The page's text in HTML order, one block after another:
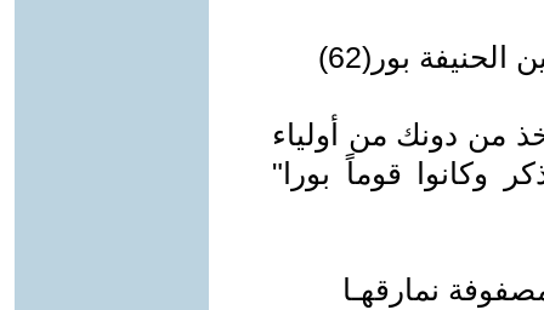
بور(62)
من دونك من أولياء
وكانوا قوماً بورا"
نمارقهـا